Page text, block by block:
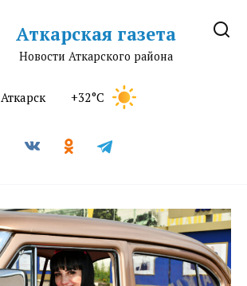
Аткарская газета
Новости Аткарского района
Аткарск +32°C